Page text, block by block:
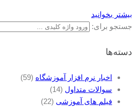
بیشتر بخوانید
جستجو برای:
دسته‌ها
اخبار نرم افزار آموزشگاه (59)
سوالات متداول (14)
فیلم های آموزشی (22)